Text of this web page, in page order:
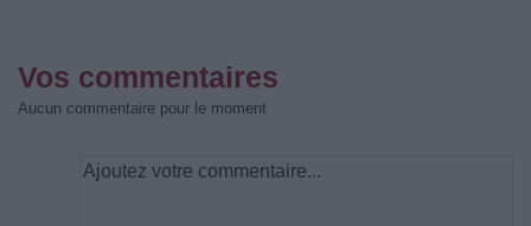
Vos commentaires
Aucun commentaire pour le moment